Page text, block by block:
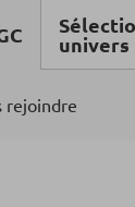
rejoindre